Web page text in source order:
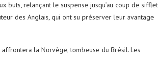
buts, relançant le suspense jusqu’au coup de sifflet
des Anglais, qui ont su préserver leur avantage
la Norvège, tombeuse du Brésil. Les